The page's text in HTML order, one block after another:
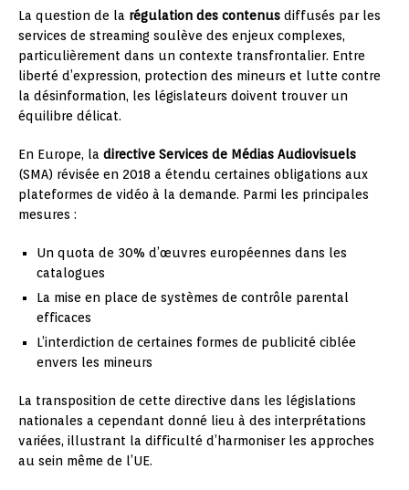
La question de la régulation des contenus diffusés par les
services de streaming soulève des enjeux complexes,
particulièrement dans un contexte transfrontalier. Entre
liberté d’expression, protection des mineurs et lutte contre
la désinformation, les législateurs doivent trouver un
équilibre délicat.
En Europe, la directive Services de Médias Audiovisuels
(SMA) révisée en 2018 a étendu certaines obligations aux
plateformes de vidéo à la demande. Parmi les principales
mesures :
Un quota de 30% d’œuvres européennes dans les
catalogues
La mise en place de systèmes de contrôle parental
efficaces
L’interdiction de certaines formes de publicité ciblée
envers les mineurs
La transposition de cette directive dans les législations
nationales a cependant donné lieu à des interprétations
variées, illustrant la difficulté d’harmoniser les approches
au sein même de l’UE.